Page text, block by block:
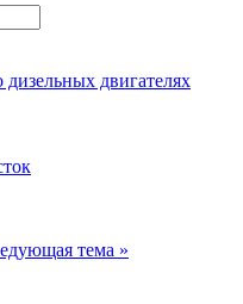
двигателях
тема »